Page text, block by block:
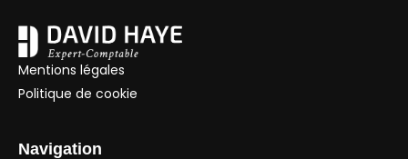
Mentions légales
Politique de cookie
Navigation